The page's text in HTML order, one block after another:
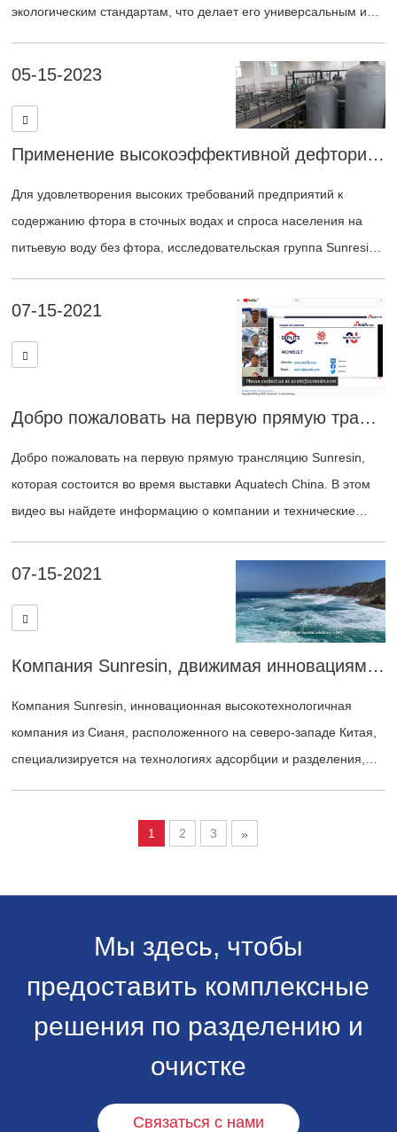
экологическим стандартам, что делает его универсальным и
питьевой воды, так и из промышленных применений.
05-15-2023
Применение высокоэффективной дефторирующей смолы Sunresin для очистки промышленных и муниципальных сточных вод, содержащих фтор.
Для удовлетворения высоких требований предприятий к
содержанию фтора в сточных водах и спроса населения на
питьевую воду без фтора, исследовательская группа Sunresin
адсорбционные смолы для удаления фтора LSC-760 и LSC-
860, основываясь на типичных характеристиках качества
сточных вод и процесса очистки в промышленности. Обе
смолы обладают высокой селективностью к фтору в воде: LSC-
активированного циркония. В настоящее время эти две смолы
применяются для очистки сточных вод, содержащих фтор, в
различных областях, предоставляя клиентам
высококачественные и эффективные решения для удаления
фтора. Эти смолы не только эффективно снижают выбросы
фтора, но и уменьшают загрязнение окружающей среды и
угрозу для здоровья человека, что имеет важное экологическое
07-15-2021
Добро пожаловать на первую прямую трансляцию от Sunresin, которая состоится в рамках выставки Aquatech China.
Добро пожаловать на первую прямую трансляцию Sunresin,
которая состоится во время выставки Aquatech China. В этом
видео вы найдете информацию о компании и технические
07-15-2021
Компания Sunresin, движимая инновациями, стремится улучшить качество воды, очистить воздух и сделать жизнь лучше.
Компания Sunresin, инновационная высокотехнологичная
компания из Сианя, расположенного на северо-западе Китая,
специализируется на технологиях адсорбции и разделения,
1 2 3 »
Мы здесь, чтобы
предоставить комплексные
решения по разделению и
очистке
Связаться с нами